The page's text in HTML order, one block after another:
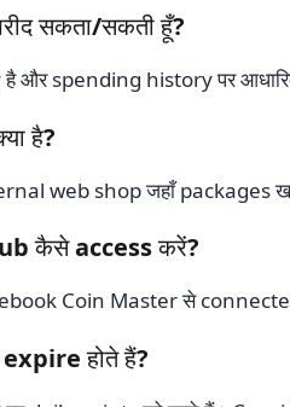
सकता/सकती हूँ?
और spending history पर
है?
web shop जहाँ packages
कैसे access करें?
Coin Master से
होते हैं?